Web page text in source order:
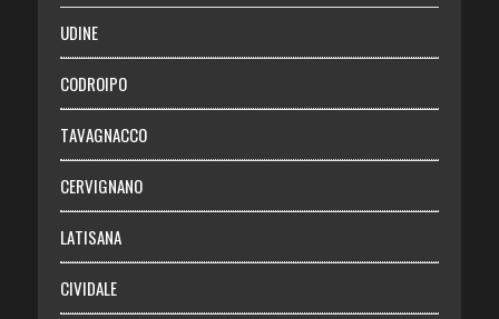
SALUTE
Necrologie
Chi siamo
Abbonati
Login
UDINE
CODROIPO
TAVAGNACCO
CERVIGNANO
LATISANA
CIVIDALE